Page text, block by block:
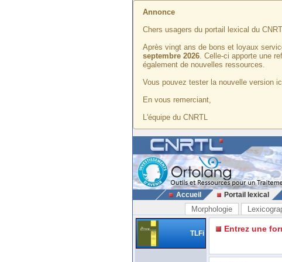
Annonce
Chers usagers du portail lexical du
Après vingt ans de bons et loyaux
septembre 2026. Celle-ci apporte une
également de nouvelles ressources.
Vous pouvez tester la nouvelle version
En vous remerciant,
L'équipe du CNRTL
Accueil Portail lexical
Morphologie
TLFi Entrez une